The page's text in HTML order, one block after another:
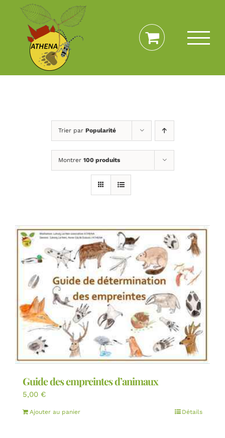
Passer
contenu
Trier par Popularité
Montrer 100 produits
Guide des empreintes d’animaux
5,00 €
Ajouter au panier Détails